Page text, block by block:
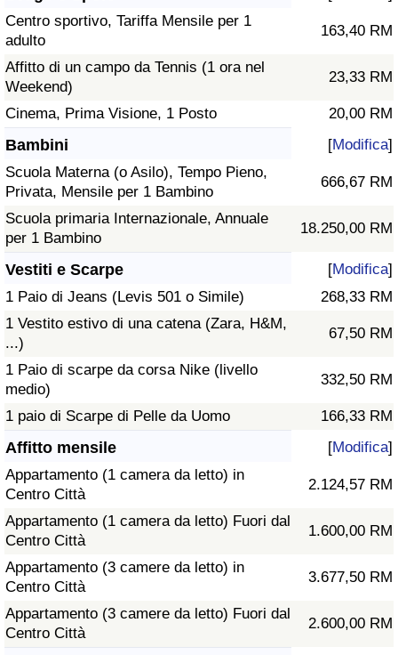
Centro sportivo, Tariffa Mensile per 1
adulto
163,40 RM
Affitto di un campo da Tennis (1 ora nel
Weekend)
23,33 RM
Cinema, Prima Visione, 1 Posto 20,00 RM
Bambini [Modifica]
Scuola Materna (o Asilo), Tempo Pieno,
Privata, Mensile per 1 Bambino
666,67 RM
Scuola primaria Internazionale, Annuale
per 1 Bambino
18.250,00 RM
Vestiti e Scarpe [Modifica]
1 Paio di Jeans (Levis 501 o Simile)
268,33 RM
1 Vestito estivo di una catena (Zara, H&M,
...)
67,50 RM
1 Paio di scarpe da corsa Nike (livello
medio)
332,50 RM
1 paio di Scarpe di Pelle da Uomo 166,33 RM
Affitto mensile [Modifica]
Appartamento (1 camera da letto) in
Centro Città
2.124,57 RM
Appartamento (1 camera da letto) Fuori dal
Centro Città
1.600,00 RM
Appartamento (3 camere da letto) in
Centro Città
3.677,50 RM
Appartamento (3 camere da letto) Fuori dal
Centro Città
2.600,00 RM